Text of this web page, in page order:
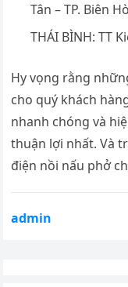
Tân – TP. Biên
THÁI BÌNH: TT
Hy vọng rằng
cho quý khách
nhanh chóng và
thuận lợi nhất. Và
điện nồi nấu phở
admin